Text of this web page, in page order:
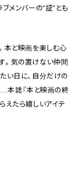
ブメンバーの“証”とも
本と映画を楽しむ心
。気の置けない仲間
い日に、自分だけの
本誌『本と映画の終
えたら嬉しいアイテ